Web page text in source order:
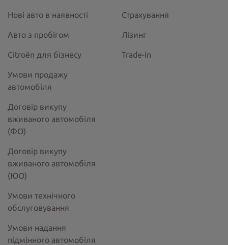
Нові авто в наявності
Авто з пробігом
Citroёn для бізнесу
Умови продажу
автомобіля
Договір викупу
вживаного автомобіля
(ФО)
Договір викупу
вживаного автомобіля
(ЮО)
Умови технічного
обслуговування
Умови надання
підмінного автомобіля
Страхування
Лізинг
Trade-in